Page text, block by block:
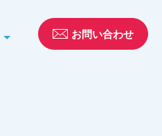
お問い合わせ